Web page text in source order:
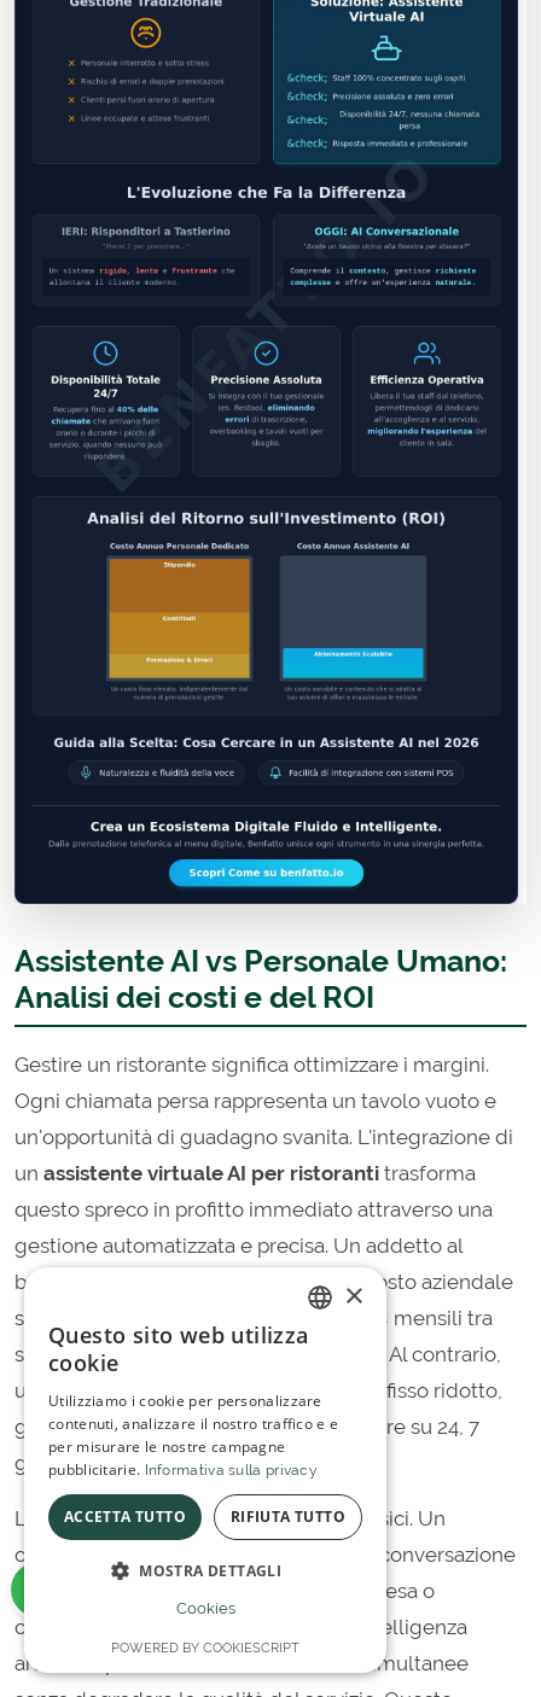
Assistente AI vs Personale Umano:
Analisi dei costi e del ROI
Gestire un ristorante significa ottimizzare i margini.
Ogni chiamata persa rappresenta un tavolo vuoto e
un'opportunità di guadagno svanita. L'integrazione di
un assistente virtuale AI per ristoranti trasforma
questo spreco in profitto immediato attraverso una
gestione automatizzata e precisa. Un addetto al
booking umano in Italia comporta un costo aziendale
significativo, spesso superiore ai 2.000€ mensili tra
stipendio, contributi e oneri assicurativi. Al contrario,
una soluzione SaaS richiede un canone fisso ridotto,
garantendo una presenza costante 24 ore su 24, 7
giorni su 7.
L'efficienza tecnologica supera i limiti fisici. Un
operatore umano può gestire una sola conversazione
alla volta, lasciando gli altri clienti in attesa o
costringendoli a trovare occupato. L'intelligenza
artificiale processa oltre 10 chiamate simultanee
×
Questo sito web utilizza
cookie
Utilizziamo i cookie per personalizzare
contenuti, analizzare il nostro traffico e e
per misurare le nostre campagne
pubblicitarie. Informativa sulla privacy
ACCETTA TUTTO RIFIUTA TUTTO
MOSTRA DETTAGLI
Cookies
POWERED BY COOKIESCRIPT